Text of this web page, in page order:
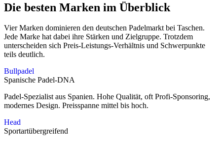
Die besten Marken im Überblick
Vier Marken dominieren den deutschen Padelmarkt bei Taschen.
Jede Marke hat dabei ihre Stärken und Zielgruppe. Trotzdem
unterscheiden sich Preis-Leistungs-Verhältnis und Schwerpunkte
teils deutlich.
Bullpadel
Spanische Padel-DNA
Padel-Spezialist aus Spanien. Hohe Qualität, oft Profi-Sponsoring,
modernes Design. Preisspanne mittel bis hoch.
Head
Sportartübergreifend